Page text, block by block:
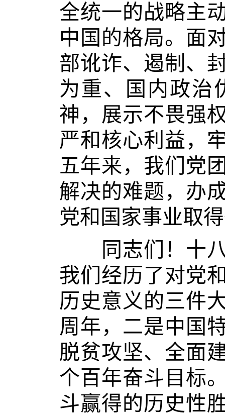
全统一的战略主
中国的格局。面
部讹诈、遏制、
为重、国内政治
神，展示不畏强
严和核心利益，
五年来，我们党
解决的难题，办
党和国家事业取
同志们！十八
我们经历了对党
历史意义的三件
周年，二是中国
脱贫攻坚、全面
个百年奋斗目标
斗赢得的历史性